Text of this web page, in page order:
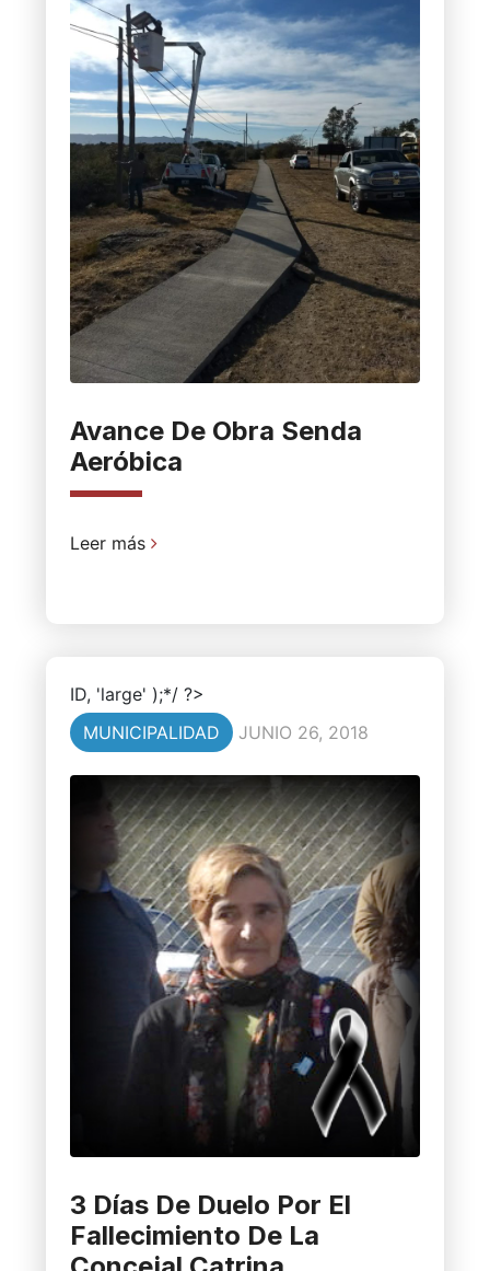
Avance De Obra Senda
Aeróbica
Leer más
ID, 'large' );*/ ?>
MUNICIPALIDAD
JUNIO 26, 2018
3 Días De Duelo Por El
Fallecimiento De La